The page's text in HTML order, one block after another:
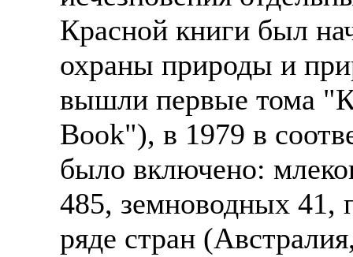
Красной книги был
охраны природы и
вышли первые тома
Book"), в 1979 в
было включено:
485, земноводных
ряде стран